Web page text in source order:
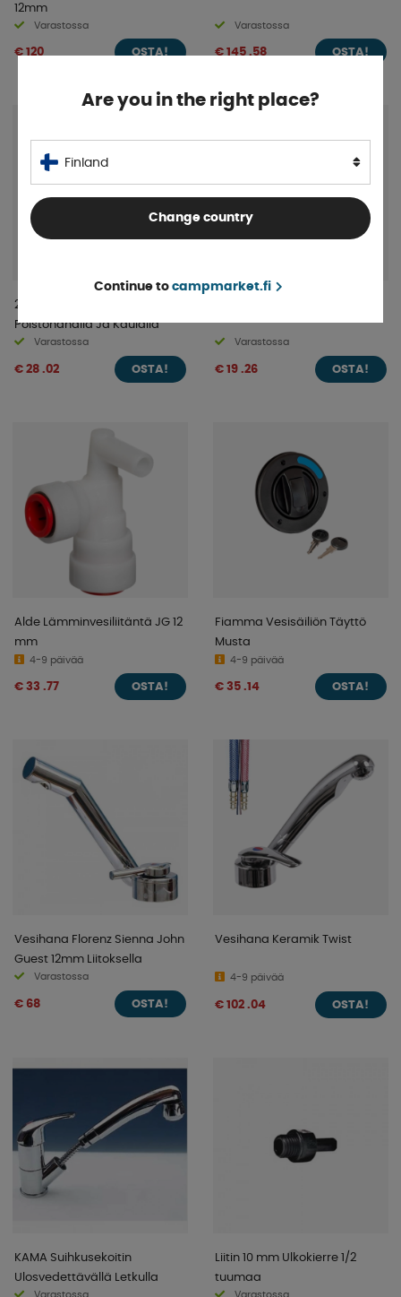
12mm
Varastossa
€ 120 OSTA!
Varastossa
€ 145 .58 OSTA!
20L Vesikanisteri
Poistohanalla Ja Kaulalla
Varastossa
€ 28 .02 OSTA!
Varastossa
€ 19 .26 OSTA!
Alde Lämminvesiliitäntä JG 12
mm
4-9 päivää
€ 33 .77 OSTA!
Fiamma Vesisäiliön Täyttö
Musta
4-9 päivää
€ 35 .14 OSTA!
Vesihana Florenz Sienna John
Guest 12mm Liitoksella
Varastossa
€ 68 OSTA!
Vesihana Keramik Twist
4-9 päivää
€ 102 .04 OSTA!
KAMA Suihkusekoitin
Ulosvedettävällä Letkulla
Varastossa
Liitin 10 mm Ulkokierre 1/2
tuumaa
Varastossa
Are you in the right place?
Finland
Change country
Continue to campmarket.fi